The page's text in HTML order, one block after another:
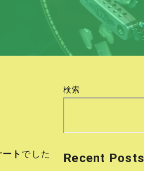
ト でした
検索
Recent Posts